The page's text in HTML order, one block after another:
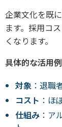
企業文化を既
ます。採用コ
くなります。
具体的な活用例
対象 ：退職
コスト ：ほ
仕組み ：ア